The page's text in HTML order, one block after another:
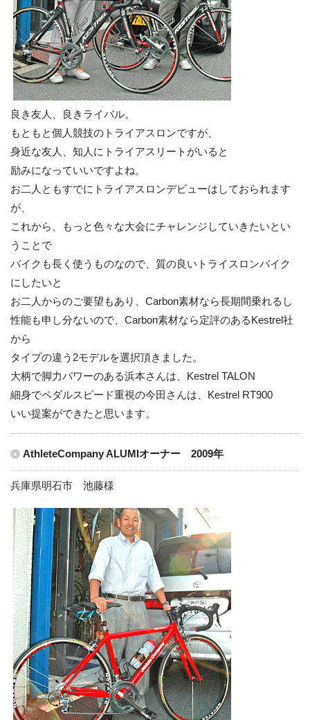
良き友人、良きライバル。
もともと個人競技のトライアスロンですが、
身近な友人、知人にトライアスリートがいると
励みになっていいですよね。
お二人ともすでにトライアスロンデビューはしておられます
が、
これから、もっと色々な大会にチャレンジしていきたいとい
うことで
バイクも長く使うものなので、質の良いトライスロンバイク
にしたいと
お二人からのご要望もあり、Carbon素材なら長期間乗れるし
性能も申し分ないので、Carbon素材なら定評のあるKestrel社
から
タイプの違う2モデルを選択頂きました。
大柄で脚力パワーのある浜本さんは、Kestrel TALON
細身でペダルスピード重視の今田さんは、Kestrel RT900
いい提案ができたと思います。
AthleteCompany ALUMIオーナー 2009年
兵庫県明石市 池藤様